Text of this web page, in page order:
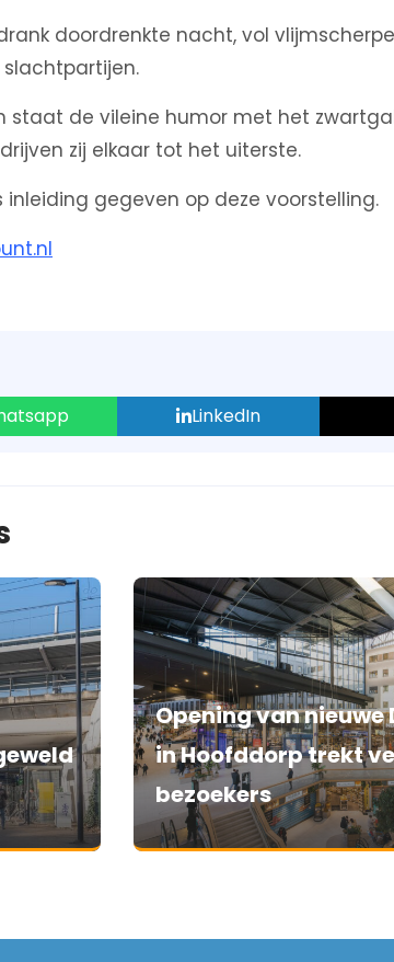
doordrenkte nacht, vol
staat de vileine humor met het
zij elkaar tot het uiterste.
inleiding gegeven op deze voorstelling.
LinkedIn
Opening van nieuwe
in Hoofddorp trekt
bezoekers